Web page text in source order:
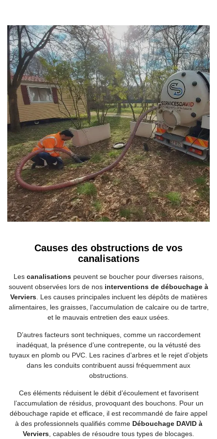
Causes des obstructions de vos
canalisations
Les canalisationspeuvent se boucher pour diverses raisons,
souvent observées lors de nos interventions de débouchage à
Verviers. Les causes principales incluent les dépôts de matières
alimentaires, les graisses, l’accumulation de calcaire ou de tartre,
et le mauvais entretien des eaux usées.
D’autres facteurs sont techniques, comme un raccordement
inadéquat, la présence d’une contrepente, ou la vétusté des
tuyaux en plomb ou PVC. Les racines d’arbres et le rejet d’objets
dans les conduits contribuent aussi fréquemment aux
obstructions.
Ces éléments réduisent le débit d’écoulement et favorisent
l’accumulation de résidus, provoquant des bouchons. Pour un
débouchage rapide et efficace, il est recommandé de faire appel
à des professionnels qualifiés comme Débouchage DAVID à
Verviers, capables de résoudre tous types de blocages.